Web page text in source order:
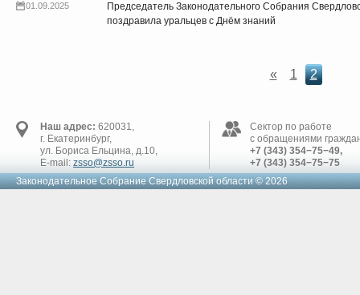
01.09.2025
Председатель Законодательного Собрания
поздравила уральцев с Днём знаний
« 1 2
Наш адрес: 620031,
г. Екатеринбург,
ул. Бориса Ельцина, д.10,
E-mail: zsso@zsso.ru
Сектор по работе
с обращениями
+7 (343) 354−75−49,
+7 (343) 354−75−75
Законодательное Cобрание Свердловской области © 2026